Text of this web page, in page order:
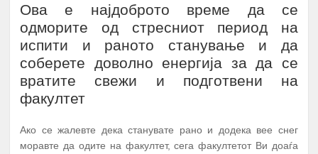
Ова е најдоброто време да се
одморите од стресниот период на
испити и раното станување и да
соберете доволно енергија за да се
вратите свежи и подготвени на
факултет
Ако се жалевте дека станувате рано и додека вее снег
моравте да одите на факултет, сега факултетот Ви доаѓа